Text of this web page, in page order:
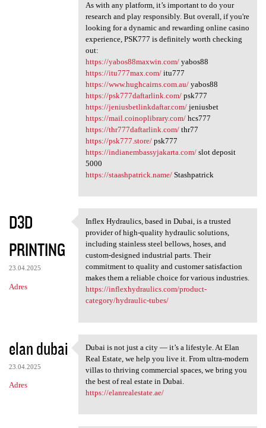
As with any platform, it’s important to do your
research and play responsibly. But overall, if you're
looking for a dynamic and rewarding online casino
experience, PSK777 is definitely worth checking
out:
https://yabos88maxwin.com/yabos88
https://itu777max.com/itu777
https://www.hughcairns.com.au/yabos88
https://psk777daftarlink.com/psk777
https://jeniusbetlinkdaftar.com/jeniusbet
https://mail.coinoplibrary.com/hcs777
https://thr777daftarlink.com/thr77
https://psk777.store/psk777
https://indianembassyjakarta.com/slot deposit
5000
https://staashpatrick.name/Stashpatrick
D3D
PRINTING
23.04.2025
Adres
​Inflex Hydraulics, based in
​Inflex Hydraulics, based in Dubai, is a trusted
provider of high-quality hydraulic solutions,
including stainless steel bellows, hoses, and
custom-designed industrial parts. Their
commitment to quality and customer satisfaction
makes them a reliable choice for various industries.
https://inflexhydraulics.com/product-
category/hydraulic-tubes/
elan dubai
23.04.2025
Adres
Dubai is not just a city — it
Dubai is not just a city — it’s a lifestyle. At Elan
Real Estate, we help you live it. From ultra-modern
villas to thriving commercial spaces, we bring you
the best of real estate in Dubai.
https://elanrealestate.ae/